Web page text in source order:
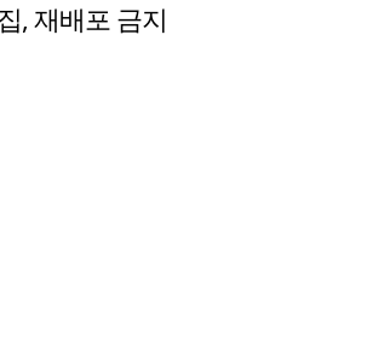
, 재배포 금지